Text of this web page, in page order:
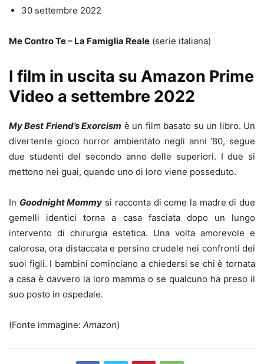
30 settembre 2022
Me Contro Te – La Famiglia Reale (serie italiana)
I film in uscita su Amazon Prime
Video a settembre 2022
My Best Friend’s Exorcism è un film basato su un libro. Un
divertente gioco horror ambientato negli anni ‘80, segue
due studenti del secondo anno delle superiori. I due si
mettono nei guai, quando uno di loro viene posseduto.
In Goodnight Mommy si racconta di come la madre di due
gemelli identici torna a casa fasciata dopo un lungo
intervento di chirurgia estetica. Una volta amorevole e
calorosa, ora distaccata e persino crudele nei confronti dei
suoi figli. I bambini cominciano a chiedersi se chi è tornata
a casa è davvero la loro mamma o se qualcuno ha preso il
suo posto in ospedale.
(Fonte immagine: Amazon)